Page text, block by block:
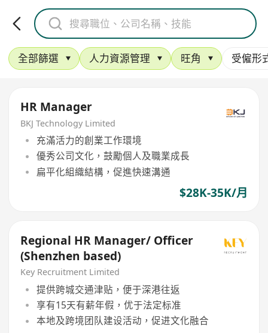
全部篩選 人力資源管理 旺角 受僱形
HR Manager
BKJ Technology Limited
充滿活力的創業工作環境
優秀公司文化，鼓勵個人及職業成長
扁平化組織結構，促進快速溝通
$28K-35K/月
Regional HR Manager/ Officer
(Shenzhen based)
Key Recruitment Limited
提供跨城交通津贴，便于深港往返
享有15天有薪年假，优于法定标准
本地及跨境团队建设活动，促进文化融合